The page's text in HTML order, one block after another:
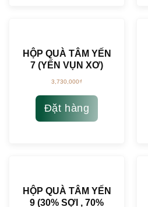
HỘP QUÀ TÂM YẾN
7 (YẾN VỤN XƠ)
3,730,000₫
Đặt hàng
HỘP QUÀ TÂM YẾN
9 (30% SỢI , 70%